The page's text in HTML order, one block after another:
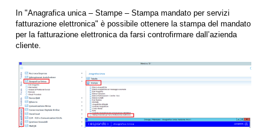
In "Anagrafica unica – Stampe – Stampa mandato per servizi
fatturazione elettronica" è possibile ottenere la stampa del mandato
per la fatturazione elettronica da farsi controfirmare dall’azienda
cliente.